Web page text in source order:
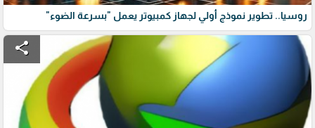
روسيا.. تطوير نموذج أولي لجهاز كمبيوتر يعمل "بسرعة الضوء"
share